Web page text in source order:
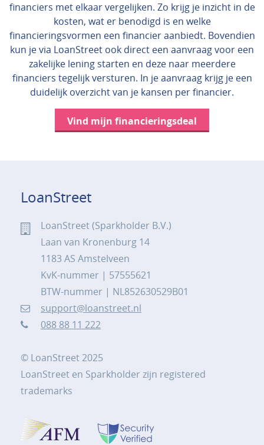
financiers met elkaar vergelijken. Zo krijg je inzicht in de
kosten, wat er benodigd is en welke
financieringsvormen een financier aanbiedt. Bovendien
kun je via LoanStreet ook direct een aanvraag voor een
zakelijke lening starten en deze naar meerdere
financiers tegelijk versturen. In je aanvraag krijg je een
duidelijk overzicht van je kansen per financier.
Vind mijn financieringsdeal
LoanStreet
LoanStreet (Sparkholder B.V.)
Laan van Kronenburg 14
1183 AS Amstelveen
KvK-nummer | 57555621
BTW-nummer | NL852630529B01
support@loanstreet.nl
088 88 11 222
© LoanStreet 2025
LoanStreet en Sparkholder zijn registered
trademarks